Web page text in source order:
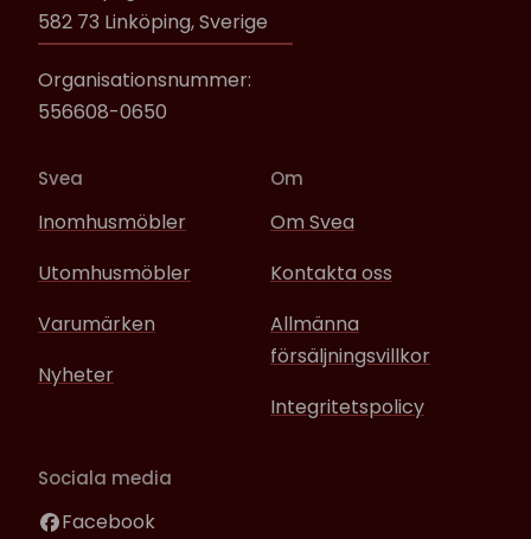
582 73 Linköping, Sverige
Organisationsnummer:
556608-0650
Svea
Inomhusmöbler
Utomhusmöbler
Varumärken
Nyheter
Om
Om Svea
Kontakta oss
Allmänna
försäljningsvillkor
Integritetspolicy
Sociala media
Facebook